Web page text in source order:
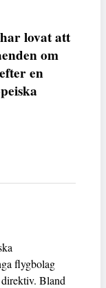
lovat att
om
en
flygbolag
Bland